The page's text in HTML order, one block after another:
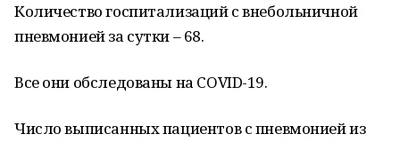
Количество госпитализаций с внебольничной
пневмонией за сутки – 68.
Все они обследованы на COVID-19.
Число выписанных пациентов с пневмонией из